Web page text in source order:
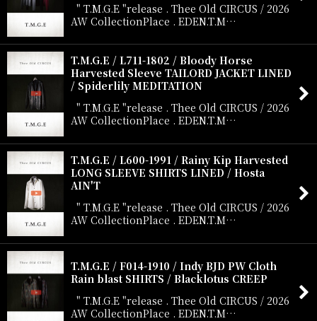
" T.M.G.E "release . Thee Old CIRCUS / 2026
AW CollectionPlace . EDEN.T.M…
T.M.G.E / L711-1802 / Bloody Horse
Harvested Sleeve TAILORD JACKET LINED
/ Spiderlily MEDITATION
" T.M.G.E "release . Thee Old CIRCUS / 2026
AW CollectionPlace . EDEN.T.M…
T.M.G.E / L600-1991 / Rainy Kip Harvested
LONG SLEEVE SHIRTS LINED / Hosta
AIN'T
" T.M.G.E "release . Thee Old CIRCUS / 2026
AW CollectionPlace . EDEN.T.M…
T.M.G.E / F014-1910 / Indy BJD PW Cloth
Rain blast SHIRTS / Blacklotus CREEP
" T.M.G.E "release . Thee Old CIRCUS / 2026
AW CollectionPlace . EDEN.T.M…